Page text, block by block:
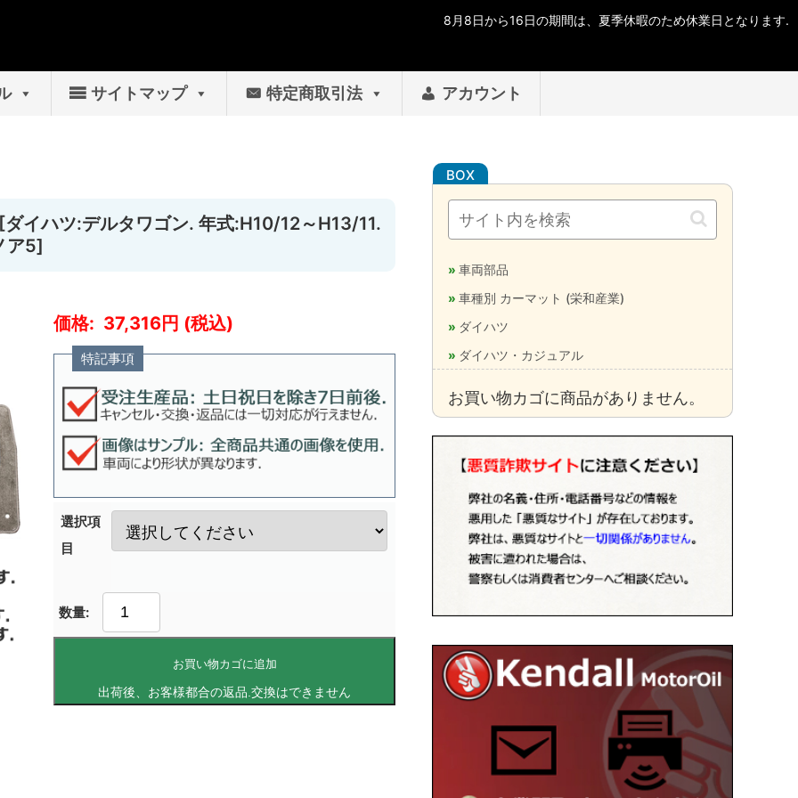
サイトマップ 特定商取引法 アカウント
イハツ:デルタワゴン. 年式:H10/12～H13/11.
ア5]
37,316
特記事項
選択項
目
お買い物カゴに追加
車両部品
車種別 カーマット (栄和産業)
ダイハツ
ダイハツ・カジュアル
お買い物カゴに商品がありません。